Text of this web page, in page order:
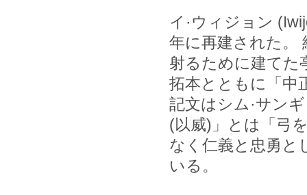
イ·ウィジョン
年に再建された。
射るために建てた
拓本とともに「中
記文はシム·サン
(以威)」とは「弓
なく仁義と忠勇と
いる。